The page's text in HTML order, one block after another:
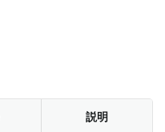
説明